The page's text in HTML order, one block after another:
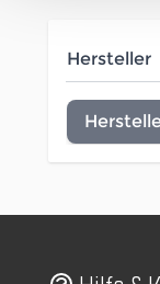
Hersteller